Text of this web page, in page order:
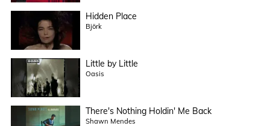
Hidden Place
Björk
Little by Little
Oasis
There's Nothing Holdin' Me Back
Shawn Mendes